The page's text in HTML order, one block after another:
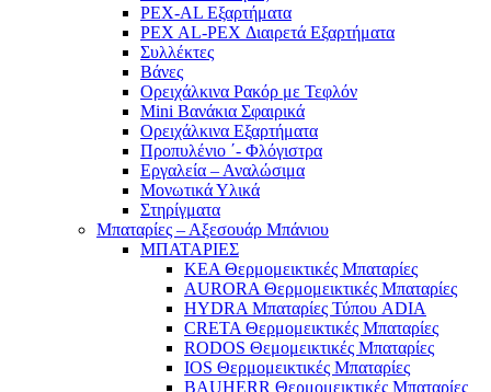
PEX-AL Εξαρτήματα
PEX AL-PEX Διαιρετά Εξαρτήματα
Συλλέκτες
Βάνες
Ορειχάλκινα Ρακόρ με Τεφλόν
Mini Βανάκια Σφαιρικά
Ορειχάλκινα Εξαρτήματα
Προπυλένιο ΄- Φλόγιστρα
Εργαλεία – Αναλώσιμα
Μονωτικά Υλικά
Στηρίγματα
Μπαταρίες – Αξεσουάρ Μπάνιου
ΜΠΑΤΑΡΙΕΣ
KEA Θερμομεικτικές Μπαταρίες
AURORA Θερμομεικτικές Μπαταρίες
HYDRA Μπαταρίες Τύπου ADIA
CRETA Θερμομεικτικές Μπαταρίες
RODOS Θεμομεικτικές Μπαταρίες
IOS Θερμομεικτικές Μπαταρίες
BAUHERR Θερμομεικτικές Μπαταρίες